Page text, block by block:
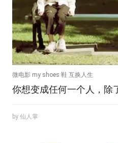
微电影 my shoes 鞋 互换人生
你想变成任何一个人，除
by 仙人掌